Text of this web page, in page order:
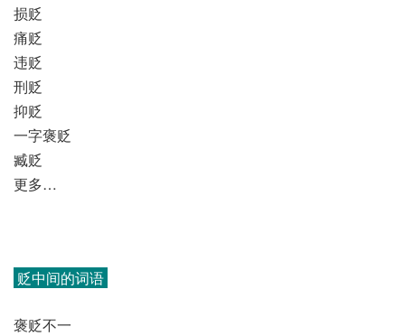
损贬
痛贬
违贬
刑贬
抑贬
一字褒贬
臧贬
更多…
贬中间的词语
褒贬不一